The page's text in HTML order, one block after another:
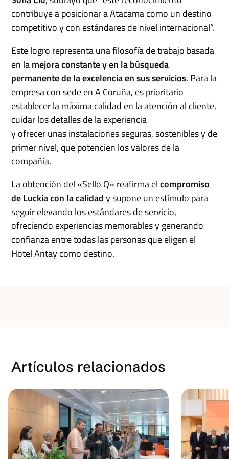
contribuye a posicionar a Atacama como un destino
competitivo y con estándares de nivel internacional”.
Este logro representa una filosofía de trabajo basada
en lamejora constante y en la búsqueda
permanente de la excelencia en sus servicios. Para la
empresa con sede en A Coruña, es prioritario
establecer la máxima calidad en la atención al cliente,
cuidar los detalles de la experiencia
y ofrecer unas instalaciones seguras, sostenibles y de
primer nivel, que potencien los valores de la
compañía.
La obtención del «Sello Q» reafirma elcompromiso
de Luckia con la calidady supone un estímulo para
seguir elevando los estándares de servicio,
ofreciendo experiencias memorables y generando
confianza entre todas las personas que eligen el
Hotel Antay como destino.
Artículos relacionados